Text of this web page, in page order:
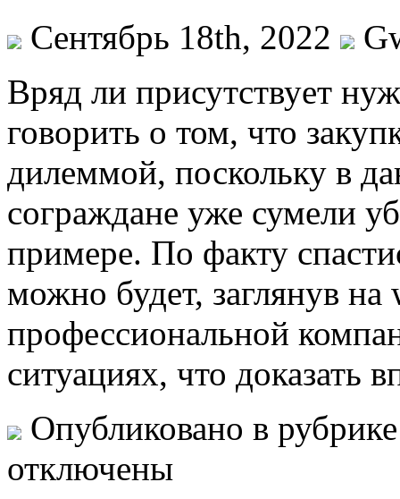
Сентябрь 18th, 2022
Вряд ли присутствуeт
говорить о том, что
дилеммой, поскольку в
сограждане уже сумели
примере. По факту
можно будет, заглянув на
профессиональной
ситуациях, что доказать
Опубликовано в
отключены